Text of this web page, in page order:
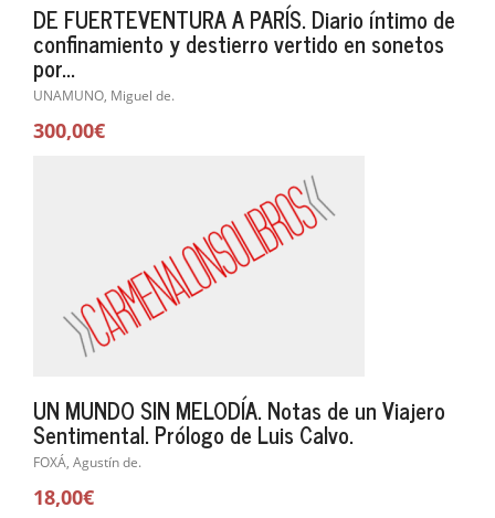
DE FUERTEVENTURA A PARÍS. Diario íntimo de
confinamiento y destierro vertido en sonetos
por...
UNAMUNO, Miguel de.
300,00€
UN MUNDO SIN MELODÍA. Notas de un Viajero
Sentimental. Prólogo de Luis Calvo.
FOXÁ, Agustín de.
18,00€